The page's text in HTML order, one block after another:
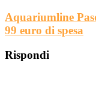
Aquariumline
99 euro di spesa
Rispondi